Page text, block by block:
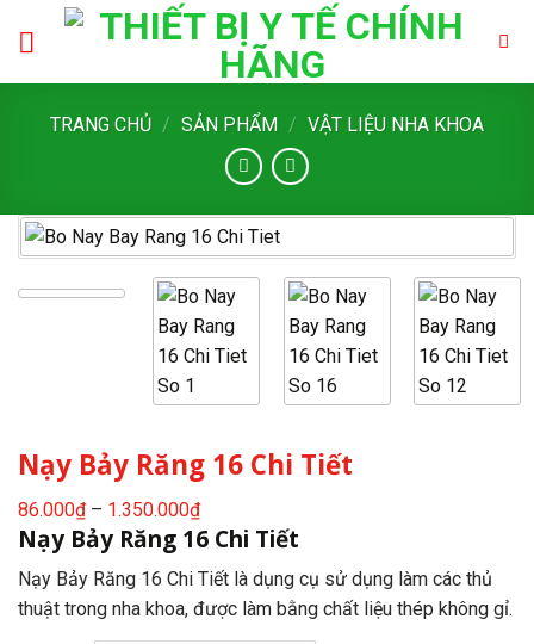
TRANG CHỦ / SẢN PHẨM / VẬT LIỆU NHA KHOA
Nạy Bảy Răng 16 Chi Tiết
86.000₫ – 1.350.000₫Khoảng
giá:
từ
86.000₫
Nạy Bảy Răng 16 Chi Tiết
Nạy Bảy Răng 16 Chi Tiết là dụng cụ sử dụng làm các thủ
thuật trong nha khoa, được làm bằng chất liệu thép không gỉ.